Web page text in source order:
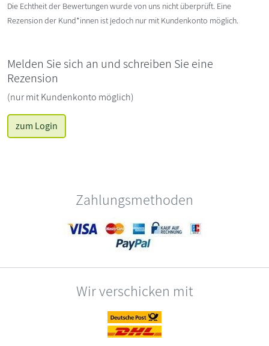
Die Echtheit der Bewertungen wurde von uns nicht überprüft. Eine
Rezension der Kund*innen ist jedoch nur mit Kundenkonto möglich.
Melden Sie sich an und schreiben Sie eine
Rezension
(nur mit Kundenkonto möglich)
zum Login
Zahlungsmethoden
Wir verschicken mit